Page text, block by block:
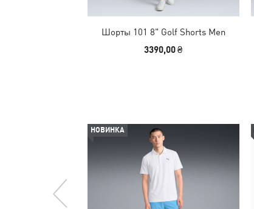
Шорты 101 8" Golf Shorts Men
3390,00 ₴
НОВИНКА